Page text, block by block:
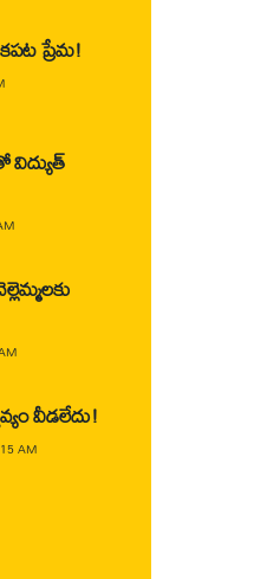
ప్రేమ!
విద్యుత్
వీడలేదు!
AM